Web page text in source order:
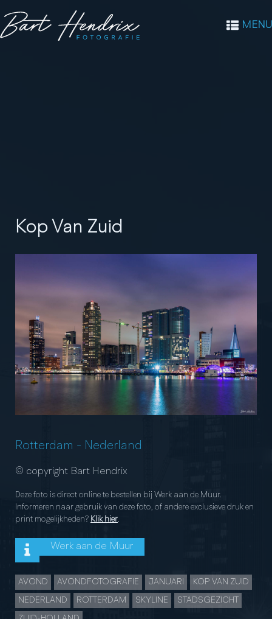
MENU
Kop Van Zuid
Rotterdam - Nederland
© copyright Bart Hendrix
Deze foto is direct online te bestellen bij Werk aan de Muur.
Informeren naar gebruik van deze foto, of andere exclusieve druk en
print mogelijkheden? Klik hier.
Werk aan de Muur
AVOND AVONDFOTOGRAFIE JANUARI KOP VAN ZUID
NEDERLAND ROTTERDAM SKYLINE STADSGEZICHT